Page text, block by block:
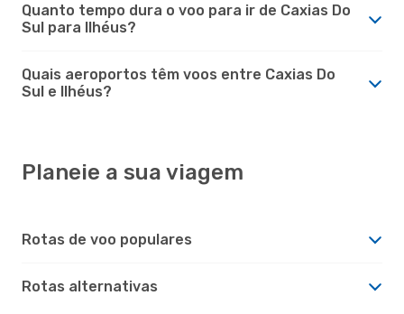
Quanto tempo dura o voo para ir de Caxias Do
Sul para Ilhéus?
Quais aeroportos têm voos entre Caxias Do
Sul e Ilhéus?
Planeie a sua viagem
Rotas de voo populares
Rotas alternativas